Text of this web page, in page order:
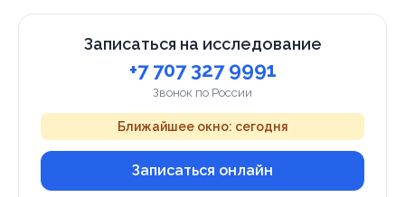
Записаться на исследование
+7 707 327 9991
Звонок по России
Ближайшее окно: сегодня
Записаться онлайн